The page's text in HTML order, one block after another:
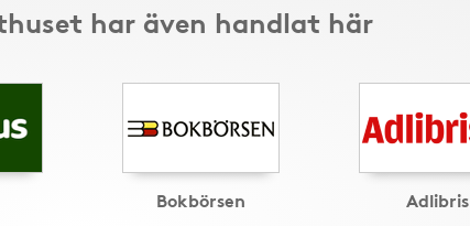
har även handlat här
Bokbörsen Adlibris